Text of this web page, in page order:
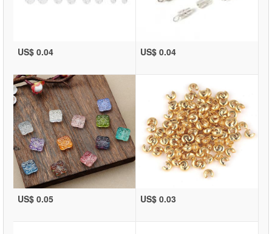
US$ 0.04 US$ 0.04
US$ 0.05 US$ 0.03